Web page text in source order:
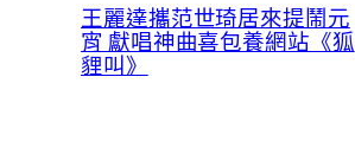
王麗達攜范世琦居來提鬧元
宵 獻唱神曲喜包養網站《狐
貍叫》